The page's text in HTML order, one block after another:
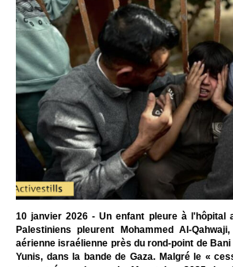
10 janvier 2026 - Un enfant pleure à l'hôpital
Palestiniens pleurent Mohammed Al-
aérienne israélienne près du rond-point de
Yunis, dans la bande de Gaza. Malgré le «